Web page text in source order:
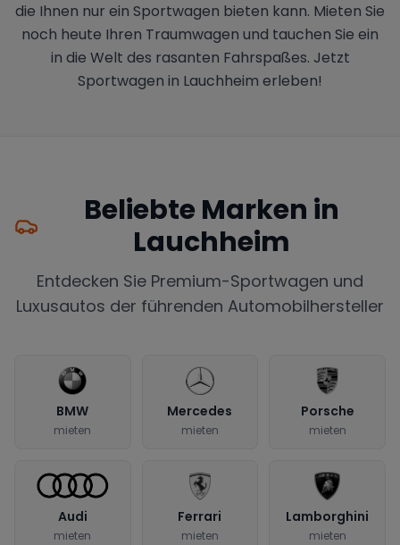
die Ihnen nur ein Sportwagen bieten kann. Mieten Sie
noch heute Ihren Traumwagen und tauchen Sie ein
in die Welt des rasanten Fahrspaßes. Jetzt
Sportwagen in Lauchheim erleben!
Beliebte Marken in
Lauchheim
Entdecken Sie Premium-Sportwagen und
Luxusautos der führenden Automobilhersteller
BMW
mieten
Mercedes
mieten
Porsche
mieten
Audi
mieten
Ferrari
mieten
Lamborghini
mieten